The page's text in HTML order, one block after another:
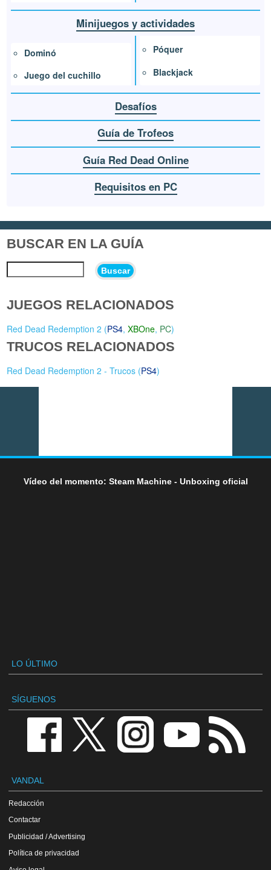
Minijuegos y actividades
Dominó
Juego del cuchillo
Póquer
Blackjack
Desafíos
Guía de Trofeos
Guía Red Dead Online
Requisitos en PC
BUSCAR EN LA GUÍA
Buscar
JUEGOS RELACIONADOS
Red Dead Redemption 2 (PS4,XBOne, PC)
TRUCOS RELACIONADOS
Red Dead Redemption 2 - Trucos (PS4)
Vídeo del momento: Steam Machine - Unboxing oficial
LO ÚLTIMO
SÍGUENOS
VANDAL
Redacción
Contactar
Publicidad / Advertising
Política de privacidad